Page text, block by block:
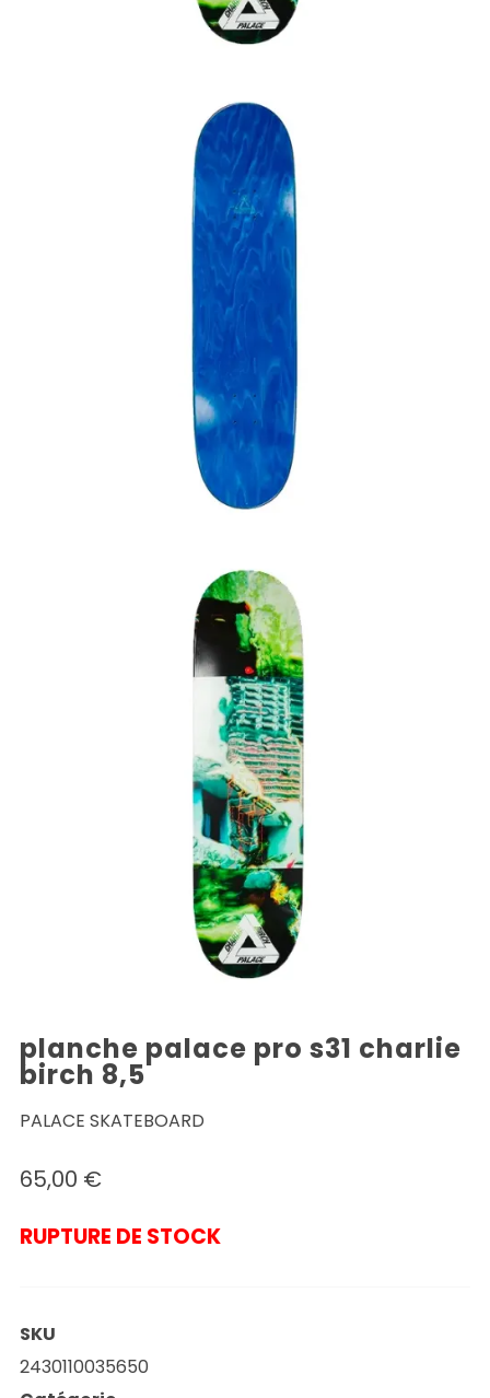
planche palace pro s31 charlie
birch 8,5
PALACE SKATEBOARD
65,00 €
RUPTURE DE STOCK
SKU
2430110035650